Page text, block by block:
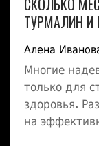
СКОЛЬКО
ТУРМАЛИН
Алена
Многие
только для
здоровья.
на